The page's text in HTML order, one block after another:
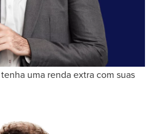
uma renda extra com suas